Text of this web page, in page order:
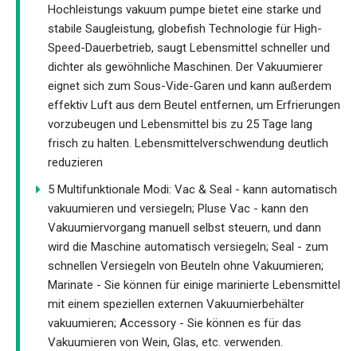
Hochleistungs vakuum pumpe bietet eine starke und
stabile Saugleistung, globefish Technologie für High-
Speed-Dauerbetrieb, saugt Lebensmittel schneller und
dichter als gewöhnliche Maschinen. Der Vakuumierer
eignet sich zum Sous-Vide-Garen und kann außerdem
effektiv Luft aus dem Beutel entfernen, um Erfrierungen
vorzubeugen und Lebensmittel bis zu 25 Tage lang
frisch zu halten. Lebensmittelverschwendung deutlich
reduzieren
5 Multifunktionale Modi: Vac & Seal - kann automatisch
vakuumieren und versiegeln; Pluse Vac - kann den
Vakuumiervorgang manuell selbst steuern, und dann
wird die Maschine automatisch versiegeln; Seal - zum
schnellen Versiegeln von Beuteln ohne Vakuumieren;
Marinate - Sie können für einige marinierte Lebensmittel
mit einem speziellen externen Vakuumierbehälter
vakuumieren; Accessory - Sie können es für das
Vakuumieren von Wein, Glas, etc. verwenden.